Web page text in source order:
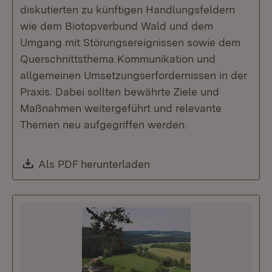
diskutierten zu künftigen Handlungsfeldern
wie dem Biotopverbund Wald und dem
Umgang mit Störungsereignissen sowie dem
Querschnittsthema Kommunikation und
allgemeinen Umsetzungserfordernissen in der
Praxis. Dabei sollten bewährte Ziele und
Maßnahmen weitergeführt und relevante
Themen neu aufgegriffen werden.
Download:
Als PDF herunterladen